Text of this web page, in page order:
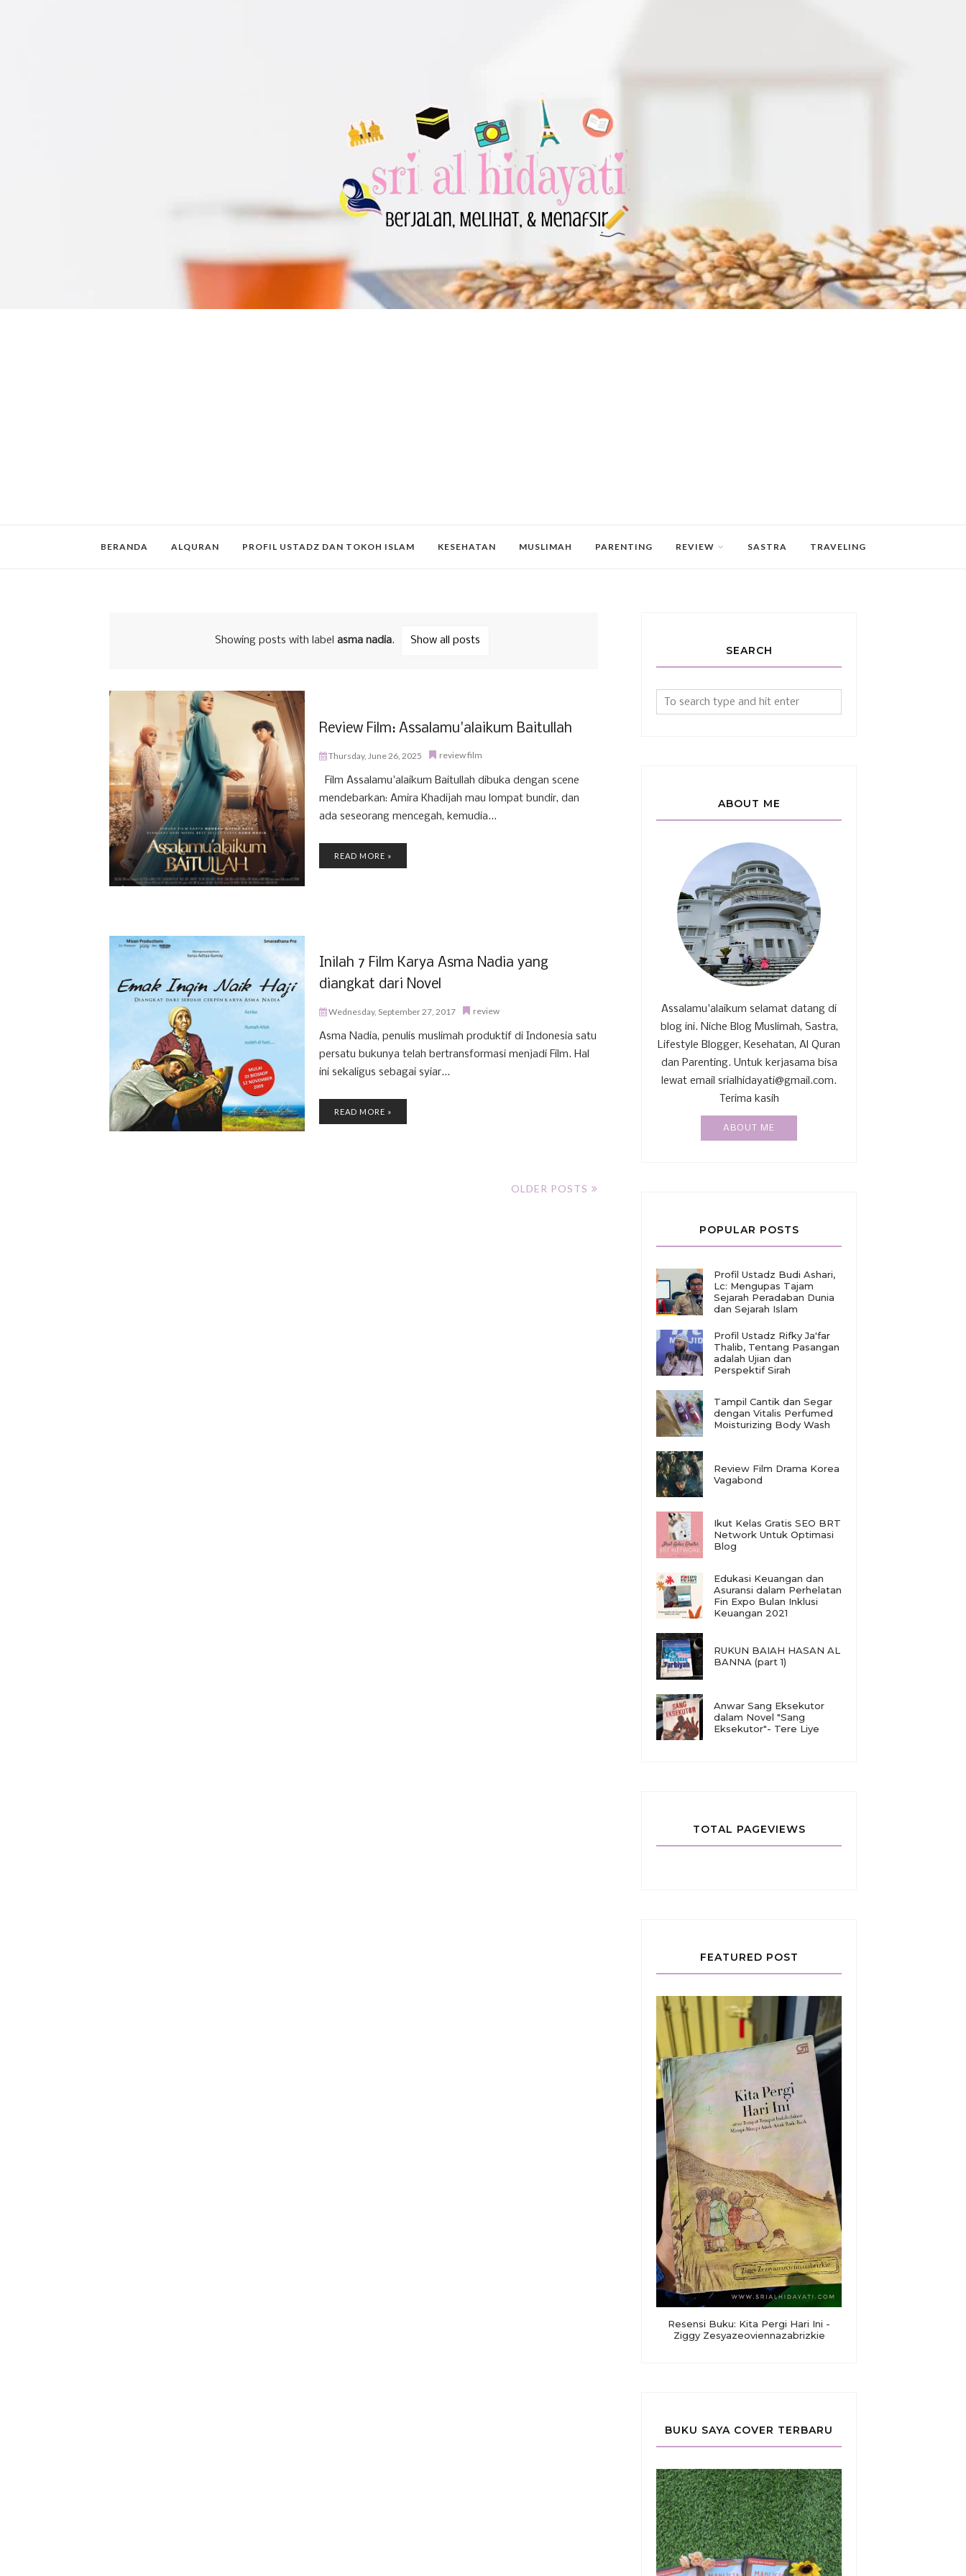
BERANDA ALQURAN PROFIL USTADZ DAN TOKOH ISLAM KESEHATAN MUSLIMAH PARENTING REVIEW SASTRA TRAVELING
Showing posts with label asma nadia. Show all posts
Review Film: Assalamu'alaikum Baitullah
Thursday, June 26, 2025 review film
Film Assalamu'alaikum Baitullah dibuka dengan scene
mendebarkan: Amira Khadijah mau lompat bundir, dan
ada seseorang mencegah, kemudia...
READ MORE »
Inilah 7 Film Karya Asma Nadia yang
diangkat dari Novel
Wednesday, September 27, 2017 review
Asma Nadia, penulis muslimah produktif di Indonesia satu
persatu bukunya telah bertransformasi menjadi Film. Hal
ini sekaligus sebagai syiar...
READ MORE »
OLDER POSTS
SEARCH
ABOUT ME
Assalamu'alaikum selamat datang di
blog ini. Niche Blog Muslimah, Sastra,
Lifestyle Blogger, Kesehatan, Al Quran
dan Parenting. Untuk kerjasama bisa
lewat email srialhidayati@gmail.com.
Terima kasih
ABOUT ME
POPULAR POSTS
Profil Ustadz Budi Ashari,
Lc: Mengupas Tajam
Sejarah Peradaban Dunia
dan Sejarah Islam
Profil Ustadz Rifky Ja'far
Thalib, Tentang Pasangan
adalah Ujian dan
Perspektif Sirah
Tampil Cantik dan Segar
dengan Vitalis Perfumed
Moisturizing Body Wash
Review Film Drama Korea
Vagabond
Ikut Kelas Gratis SEO BRT
Network Untuk Optimasi
Blog
Edukasi Keuangan dan
Asuransi dalam Perhelatan
Fin Expo Bulan Inklusi
Keuangan 2021
RUKUN BAIAH HASAN AL
BANNA (part 1)
Anwar Sang Eksekutor
dalam Novel "Sang
Eksekutor"- Tere Liye
TOTAL PAGEVIEWS
FEATURED POST
Resensi Buku: Kita Pergi Hari Ini -
Ziggy Zesyazeoviennazabrizkie
BUKU SAYA COVER TERBARU